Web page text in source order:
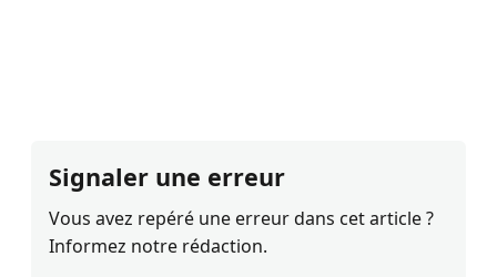
Signaler une erreur
Vous avez repéré une erreur dans cet article ?
Informez notre rédaction.